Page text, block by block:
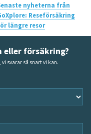
nyheterna från
Reseförsäkring
längre resor
eller försäkring?
vi svarar så snart vi kan.